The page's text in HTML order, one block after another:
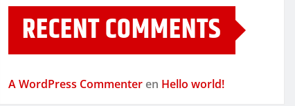
RECENT COMMENTS
A WordPress Commenter en Hello world!